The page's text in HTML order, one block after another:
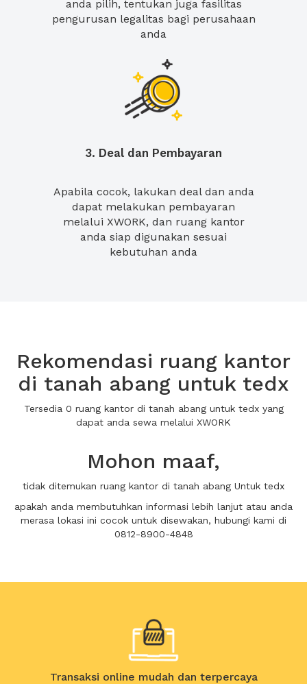
anda pilih, tentukan juga fasilitas
pengurusan legalitas bagi perusahaan
anda
3. Deal dan Pembayaran
Apabila cocok, lakukan deal dan anda
dapat melakukan pembayaran
melalui XWORK, dan ruang kantor
anda siap digunakan sesuai
kebutuhan anda
Rekomendasi ruang kantor
di tanah abang untuk tedx
Tersedia 0 ruang kantor di tanah abang untuk tedx yang
dapat anda sewa melalui XWORK
Mohon maaf,
tidak ditemukan ruang kantor di tanah abang Untuk tedx
apakah anda membutuhkan informasi lebih lanjut atau anda
merasa lokasi ini cocok untuk disewakan, hubungi kami di
0812-8900-4848
Transaksi online mudah dan terpercaya